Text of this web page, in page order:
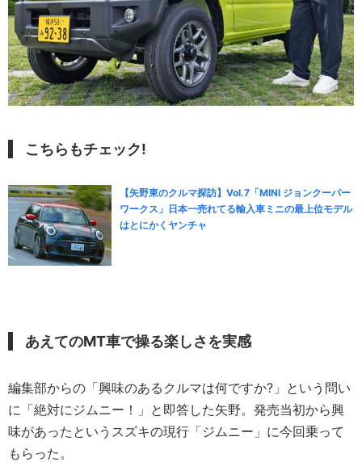
こちらもチェック!
【矢野東のクルマ探訪】Vol.7「MINI ジョンクーパー
ワークス」日本一売れてる輸入車ミニの最上位モデル
はとにかくヤンチャ
あえてのMT車で操る楽しさを実感
編集部からの「興味のあるクルマは何ですか?」という問い
に「絶対にジムニー！」と即答した矢野。発売当初から興
味があったというスズキの現行「ジムニー」に今回乗って
もらった。